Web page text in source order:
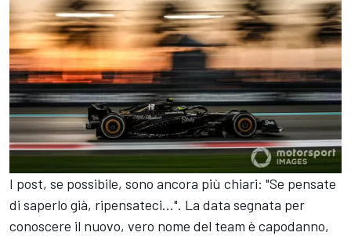
I post, se possibile, sono ancora più chiari: "Se pensate
di saperlo già, ripensateci...". La data segnata per
conoscere il nuovo, vero nome del team è capodanno,